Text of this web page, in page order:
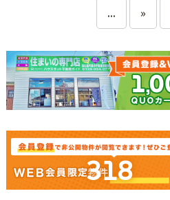
... »
318